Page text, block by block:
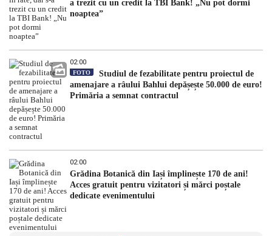
a trezit cu un credit la TBI Bank! „Nu pot dormi
noaptea”
02:00
FOTO
Studiul de fezabilitate pentru proiectul de
amenajare a râului Bahlui depășește 50.000 de euro!
Primăria a semnat contractul
02:00
Grădina Botanică din Iași împlinește 170 de ani!
Acces gratuit pentru vizitatori și mărci poștale
dedicate evenimentului